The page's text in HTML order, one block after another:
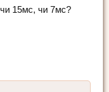
чи 15мс, чи 7мс?